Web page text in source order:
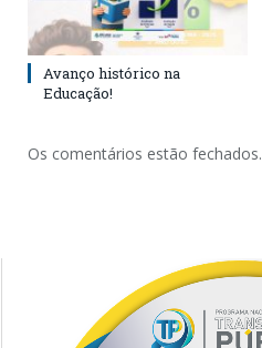
Avanço histórico na
Educação!
Os comentários estão fechados.